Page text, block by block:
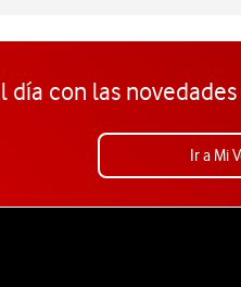
día con las
Ir a Mi